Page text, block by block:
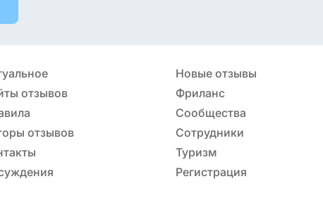
Новые отзывы
отзывов
Фриланс
Сообщества
отзывов
Сотрудники
Туризм
Регистрация